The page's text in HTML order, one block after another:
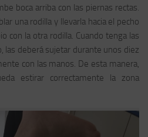
boca arriba con las piernas rectas.
una rodilla y llevarla hacia el pecho
con la otra rodilla. Cuando tenga las
las deberá sujetar durante unos diez
con las manos. De esta manera,
estirar correctamente la zona